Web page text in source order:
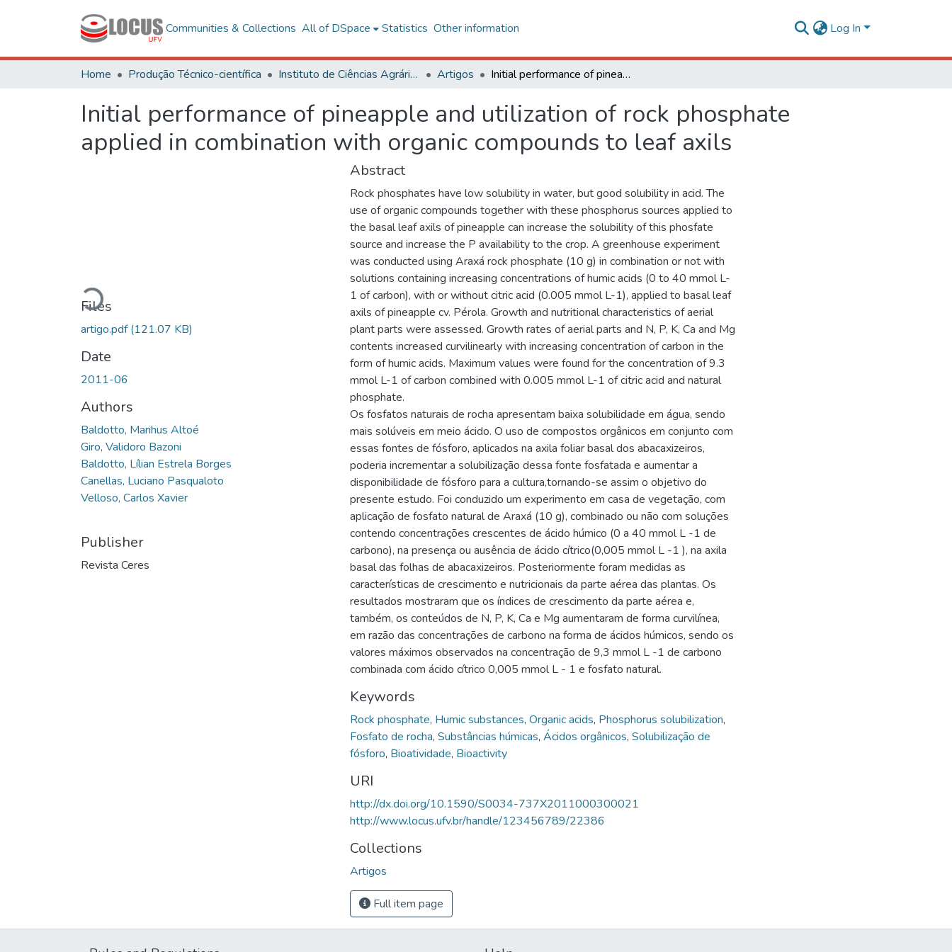
Communities & Collections All of DSpace Statistics Other information Log In
Home Produção Técnico-científica Instituto de Ciências Agrárias - CAF Artigos Initial performance of pineapple and utilization of rock phosphate applied in combination with organic compounds to leaf axils
Initial performance of pineapple and utilization of rock phosphate
applied in combination with organic compounds to leaf axils
Loading...
Files
artigo.pdf(121.07 KB)
Date
2011-06
Authors
Baldotto, Marihus Altoé
Giro, Validoro Bazoni
Baldotto, Lílian Estrela Borges
Canellas, Luciano Pasqualoto
Velloso, Carlos Xavier
Publisher
Revista Ceres
Abstract
Rock phosphates have low solubility in water, but good solubility in acid. The
use of organic compounds together with these phosphorus sources applied to
the basal leaf axils of pineapple can increase the solubility of this phosfate
source and increase the P availability to the crop. A greenhouse experiment
was conducted using Araxá rock phosphate (10 g) in combination or not with
solutions containing increasing concentrations of humic acids (0 to 40 mmol L-
1 of carbon), with or without citric acid (0.005 mmol L-1), applied to basal leaf
axils of pineapple cv. Pérola. Growth and nutritional characteristics of aerial
plant parts were assessed. Growth rates of aerial parts and N, P, K, Ca and Mg
contents increased curvilinearly with increasing concentration of carbon in the
form of humic acids. Maximum values were found for the concentration of 9.3
mmol L-1 of carbon combined with 0.005 mmol L-1 of citric acid and natural
phosphate.
Os fosfatos naturais de rocha apresentam baixa solubilidade em água, sendo
mais solúveis em meio ácido. O uso de compostos orgânicos em conjunto com
essas fontes de fósforo, aplicados na axila foliar basal dos abacaxizeiros,
poderia incrementar a solubilização dessa fonte fosfatada e aumentar a
disponibilidade de fósforo para a cultura,tornando-se assim o objetivo do
presente estudo. Foi conduzido um experimento em casa de vegetação, com
aplicação de fosfato natural de Araxá (10 g), combinado ou não com soluções
contendo concentrações crescentes de ácido húmico (0 a 40 mmol L -1 de
carbono), na presença ou ausência de ácido cítrico(0,005 mmol L -1 ), na axila
basal das folhas de abacaxizeiros. Posteriormente foram medidas as
características de crescimento e nutricionais da parte aérea das plantas. Os
resultados mostraram que os índices de crescimento da parte aérea e,
também, os conteúdos de N, P, K, Ca e Mg aumentaram de forma curvilínea,
em razão das concentrações de carbono na forma de ácidos húmicos, sendo os
valores máximos observados na concentração de 9,3 mmol L -1 de carbono
combinada com ácido cítrico 0,005 mmol L - 1 e fosfato natural.
Keywords
Rock phosphate, Humic substances, Organic acids, Phosphorus solubilization,
Fosfato de rocha, Substâncias húmicas, Ácidos orgânicos, Solubilização de
fósforo, Bioatividade, Bioactivity
URI
http://dx.doi.org/10.1590/S0034-737X2011000300021
http://www.locus.ufv.br/handle/123456789/22386
Collections
Artigos
Full item page